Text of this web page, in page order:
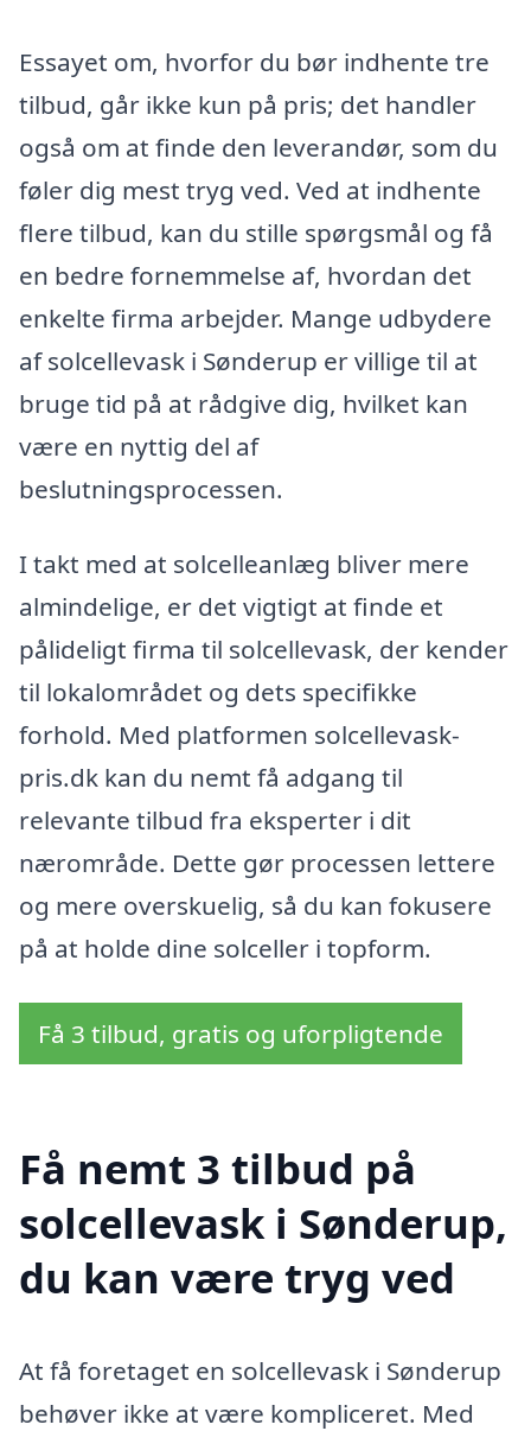
Essayet om, hvorfor du bør indhente tre
tilbud, går ikke kun på pris; det handler
også om at finde den leverandør, som du
føler dig mest tryg ved. Ved at indhente
flere tilbud, kan du stille spørgsmål og få
en bedre fornemmelse af, hvordan det
enkelte firma arbejder. Mange udbydere
af solcellevask i Sønderup er villige til at
bruge tid på at rådgive dig, hvilket kan
være en nyttig del af
beslutningsprocessen.
I takt med at solcelleanlæg bliver mere
almindelige, er det vigtigt at finde et
pålideligt firma til solcellevask, der kender
til lokalområdet og dets specifikke
forhold. Med platformen solcellevask-
pris.dk kan du nemt få adgang til
relevante tilbud fra eksperter i dit
nærområde. Dette gør processen lettere
og mere overskuelig, så du kan fokusere
på at holde dine solceller i topform.
Få 3 tilbud, gratis og uforpligtende
Få nemt 3 tilbud på
solcellevask i Sønderup,
du kan være tryg ved
At få foretaget en solcellevask i Sønderup
behøver ikke at være kompliceret. Med